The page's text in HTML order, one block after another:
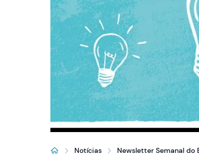
Notícias Newsletter Semanal do